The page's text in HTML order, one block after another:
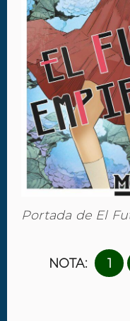
Portada de El
NOTA: 1